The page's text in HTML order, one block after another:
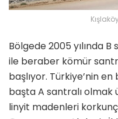
Bölgede 2005 yılında
ile beraber kömür
başlıyor. Türkiye’nin
başta A santralı olmak
linyit madenleri